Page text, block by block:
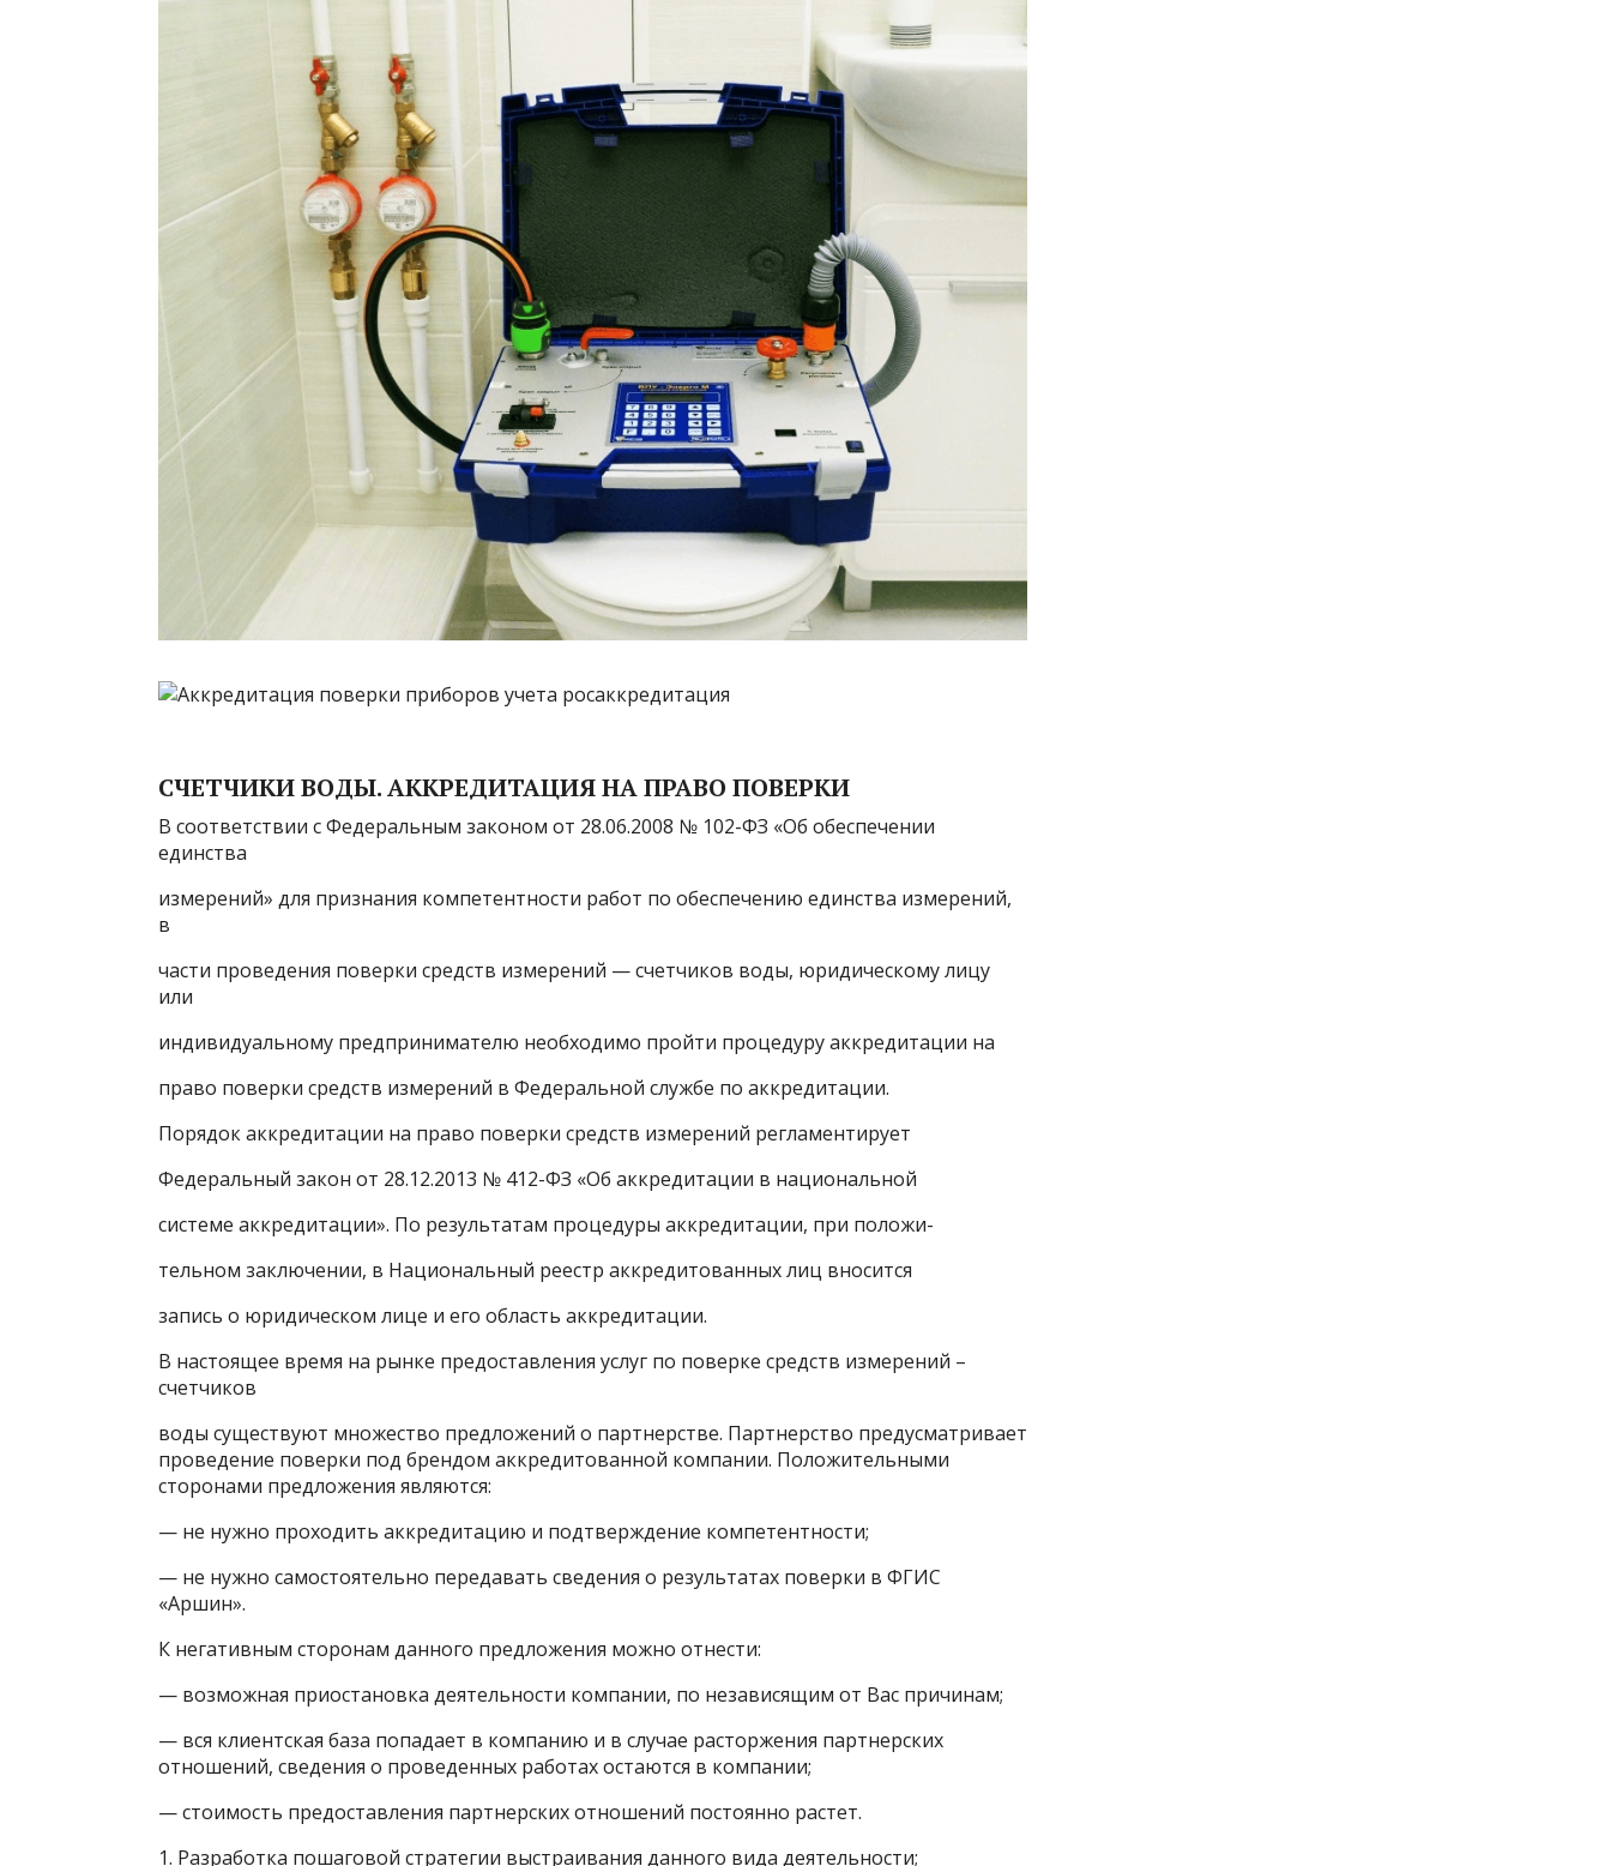
СЧЕТЧИКИ ВОДЫ. АККРЕДИТАЦИЯ НА ПРАВО ПОВЕРКИ
В соответствии с Федеральным законом от 28.06.2008 № 102-ФЗ «Об обеспечении
единства
измерений» для признания компетентности работ по обеспечению единства измерений,
в
части проведения поверки средств измерений — счетчиков воды, юридическому лицу
или
индивидуальному предпринимателю необходимо пройти процедуру аккредитации на
право поверки средств измерений в Федеральной службе по аккредитации.
Порядок аккредитации на право поверки средств измерений регламентирует
Федеральный закон от 28.12.2013 № 412-ФЗ «Об аккредитации в национальной
системе аккредитации». По результатам процедуры аккредитации, при положи-
тельном заключении, в Национальный реестр аккредитованных лиц вносится
запись о юридическом лице и его область аккредитации.
В настоящее время на рынке предоставления услуг по поверке средств измерений –
счетчиков
воды существуют множество предложений о партнерстве. Партнерство предусматривает
проведение поверки под брендом аккредитованной компании. Положительными
сторонами предложения являются:
— не нужно проходить аккредитацию и подтверждение компетентности;
— не нужно самостоятельно передавать сведения о результатах поверки в ФГИС
«Аршин».
К негативным сторонам данного предложения можно отнести:
— возможная приостановка деятельности компании, по независящим от Вас причинам;
— вся клиентская база попадает в компанию и в случае расторжения партнерских
отношений, сведения о проведенных работах остаются в компании;
— стоимость предоставления партнерских отношений постоянно растет.
1. Разработка пошаговой стратегии выстраивания данного вида деятельности;